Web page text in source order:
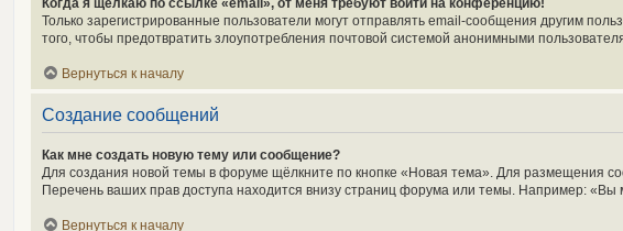
Когда я щёлкаю по ссылке «email», от меня требуют войти на конференцию!
Только зарегистрированные пользователи могут отправлять email-сообщения другим
того, чтобы предотвратить злоупотребления почтовой системой анонимными
Вернуться к началу
Создание сообщений
Как мне создать новую тему или сообщение?
Для создания новой темы в форуме щёлкните по кнопке «Новая тема». Для размещения
Перечень ваших прав доступа находится внизу страниц форума или темы. Например:
Вернуться к началу